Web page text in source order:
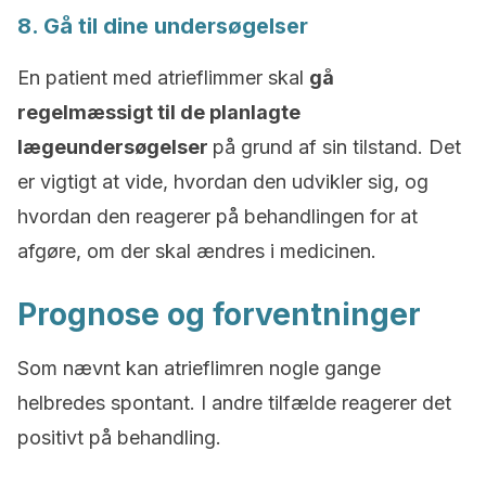
8. Gå til dine undersøgelser
En patient med atrieflimmer skal gå
regelmæssigt til de planlagte
lægeundersøgelser på grund af sin tilstand. Det
er vigtigt at vide, hvordan den udvikler sig, og
hvordan den reagerer på behandlingen for at
afgøre, om der skal ændres i medicinen.
Prognose og forventninger
Som nævnt kan atrieflimren nogle gange
helbredes spontant. I andre tilfælde reagerer det
positivt på behandling.